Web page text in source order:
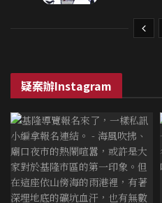
疑案辦Instagram